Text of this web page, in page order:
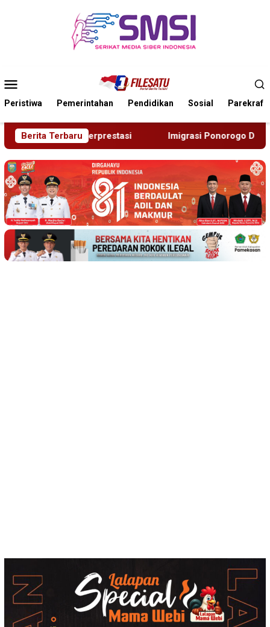
Mobile
Peristiwa Pemerintahan Pendidikan Sosial Parekraf
Berita Terbaru
Imigrasi Ponorogo Deportasi Satu WN Tiongkok